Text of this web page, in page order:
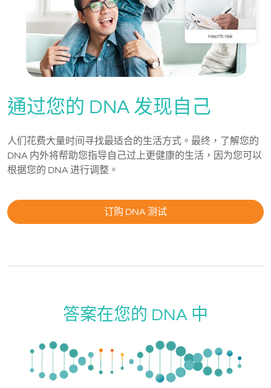
通过您的 DNA 发现自己
人们花费大量时间寻找最适合的生活方式。最终，了解您的
DNA 内外将帮助您指导自己过上更健康的生活，因为您可以
根据您的 DNA 进行调整。
订购 DNA 测试
答案在您的 DNA 中